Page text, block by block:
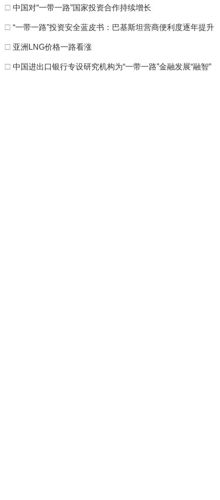
□ 中国对“一带一路”国家投资合作持续增长
□ “一带一路”投资安全蓝皮书：巴基斯坦营商便利度逐年提升
□ 亚洲LNG价格一路看涨
□ 中国进出口银行专设研究机构为“一带一路”金融发展“融智”